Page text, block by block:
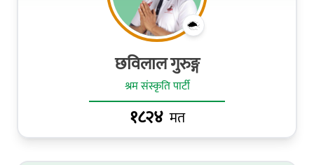
छविलाल गुरुङ्ग
श्रम संस्कृति पार्टी
१८२४ मत